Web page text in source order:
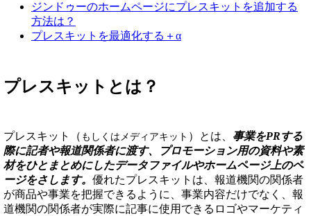
ジンドゥーのホームページにプレスキットを追加する
方法は？
プレスキットを最適化する＋α
プレスキットとは？
プレスキット（ もしくはメディアキット ）とは、 事業をPRする
際に記者や報道関係者に渡す、プロモーション用の資料や素
材をひとまとめにしたデータファイルやホームページ上のペ
ージをさします。 優れたプレスキットは、報道機関の関係者
が商品や事業を把握できるように、事業内容だけでなく、報
道機関の関係者が実際に記事に使用できるロゴやマーケティ